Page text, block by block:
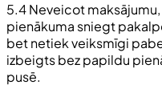
5.4 Neveicot
pienākuma sniegt
bet netiek veiksmīgi
izbeigts bez papildu
pusē.